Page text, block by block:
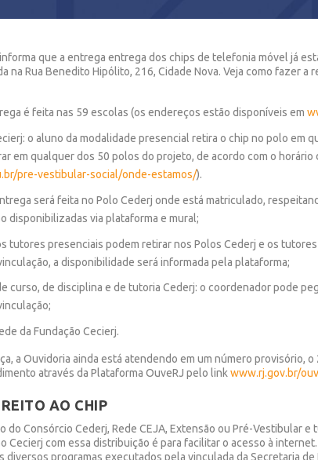
que a entrega entrega dos chips de telefonia móvel já
na Rua Benedito Hipólito, 216, Cidade Nova. Veja como fazer a
é feita nas 59 escolas (os endereços estão disponíveis em
o aluno da modalidade presencial retira o chip no polo em
em qualquer dos 50 polos do projeto, de acordo com o horário
pre-vestibular-social/onde-estamos/).
será feita no Polo Cederj onde está matriculado,
disponibilizadas via plataforma e mural;
tutores presenciais podem retirar nos Polos Cederj e os
a disponibilidade será informada pela plataforma;
curso, de disciplina e de tutoria Cederj: o coordenador pode
da Fundação Cecierj.
a Ouvidoria ainda está atendendo em um número provisório,
através da Plataforma OuveRJ pelo linkwww.rj.gov.br/
AO CHIP
do Consórcio Cederj, Rede CEJA, Extensão ou Pré-Vestibular
Cecierj com essa distribuição é para facilitar o acesso à
diversos programas executados pela vinculada da Secretaria